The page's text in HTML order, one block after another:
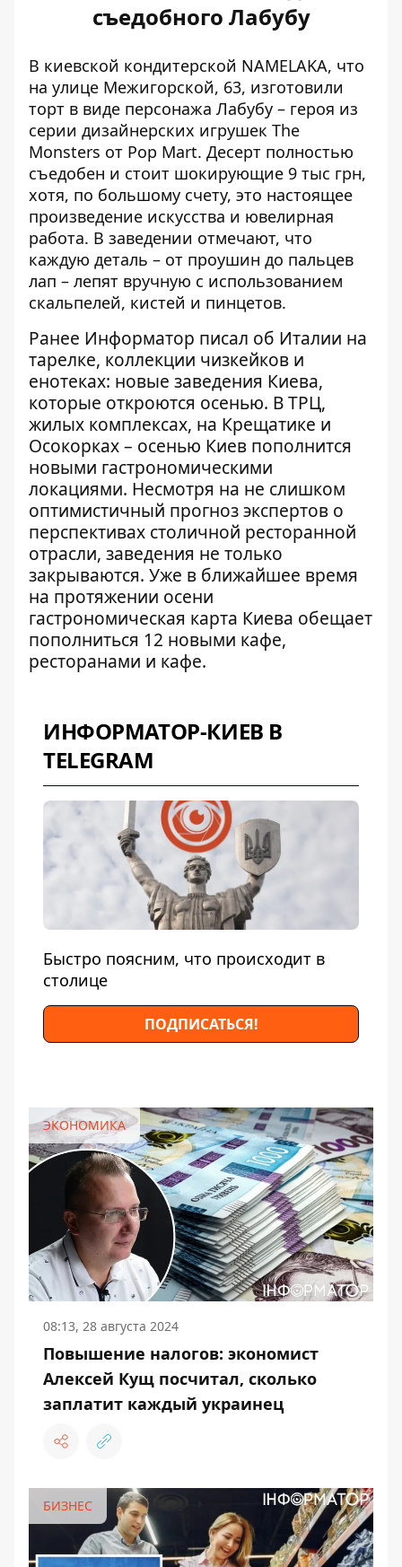
съедобного Лабубу
В киевской кондитерской NAMELAKA, что
на улице Межигорской, 63, изготовили
торт в виде персонажа Лабубу – героя из
серии дизайнерских игрушек The
Monsters от Pop Mart. Десерт полностью
съедобен и стоит шокирующие 9 тыс грн,
хотя, по большому счету, это настоящее
произведение искусства и ювелирная
работа. В заведении отмечают, что
каждую деталь – от проушин до пальцев
лап – лепят вручную с использованием
скальпелей, кистей и пинцетов.
Ранее Информатор писал об Италии на
тарелке, коллекции чизкейков и
енотеках: новые заведения Киева,
которые откроются осенью. В ТРЦ,
жилых комплексах, на Крещатике и
Осокорках – осенью Киев пополнится
новыми гастрономическими
локациями. Несмотря на не слишком
оптимистичный прогноз экспертов о
перспективах столичной ресторанной
отрасли, заведения не только
закрываются. Уже в ближайшее время
на протяжении осени
гастрономическая карта Киева обещает
пополниться 12 новыми кафе,
ресторанами и кафе.
ИНФОРМАТОР-КИЕВ В
TELEGRAM
Быстро поясним, что происходит в
столице
ПОДПИСАТЬСЯ!
ЭКОНОМИКА
08:13, 28 августа 2024
Повышение налогов: экономист
Алексей Кущ посчитал, сколько
заплатит каждый украинец
БИЗНЕС